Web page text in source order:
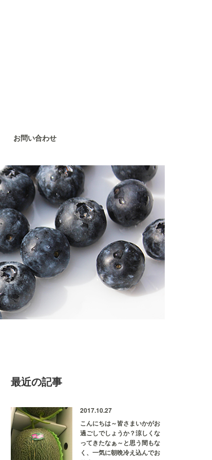
お問い合わせ
最近の記事
2017.10.27
こんにちは～皆さまいかがお
過ごしでしょうか？涼しくな
ってきたなぁ～と思う間もな
く、一気に朝晩冷え込んでお